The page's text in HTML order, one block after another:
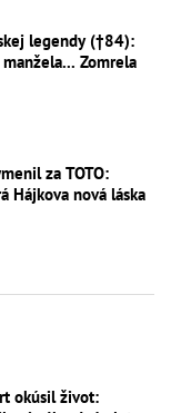
legendy (†84):
Zomrela
za TOTO:
Hájkova nová láska
okúsil život: